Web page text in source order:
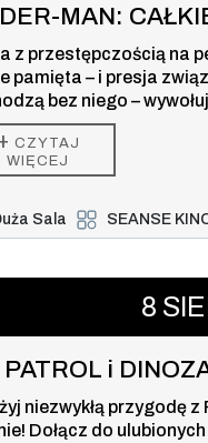
MAN:
z przestępczością na
pamięta – i presja
bez niego –
stanie kontrolować. Ale
która powstrzyma
CZYTAJ
WIĘCEJ
Sala SEANSE
8
PATROL i
niezwykłą przygodę
Dołącz do